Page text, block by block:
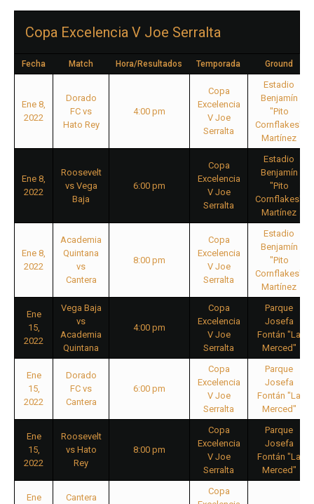
Copa Excelencia V Joe Serralta
Fecha Match Hora/Resultados Temporada Ground
Ene 8,
2022
Dorado
FC vs
Hato Rey
4:00 pm
Copa
Excelencia
V Joe
Serralta
Estadio
Benjamín
"Pito
Cornflakes"
Martínez
Ene 8,
2022
Roosevelt
vs Vega
Baja
6:00 pm
Copa
Excelencia
V Joe
Serralta
Estadio
Benjamín
"Pito
Cornflakes"
Martínez
Ene 8,
2022
Academia
Quintana
vs
Cantera
8:00 pm
Copa
Excelencia
V Joe
Serralta
Estadio
Benjamín
"Pito
Cornflakes"
Martínez
Ene
15,
2022
Vega Baja
vs
Academia
Quintana
4:00 pm
Copa
Excelencia
V Joe
Serralta
Parque
Josefa
Fontán "La
Merced"
Ene
15,
2022
Dorado
FC vs
Cantera
6:00 pm
Copa
Excelencia
V Joe
Serralta
Parque
Josefa
Fontán "La
Merced"
Ene
15,
2022
Roosevelt
vs Hato
Rey
8:00 pm
Copa
Excelencia
V Joe
Serralta
Parque
Josefa
Fontán "La
Merced"
Ene
Cantera
Copa